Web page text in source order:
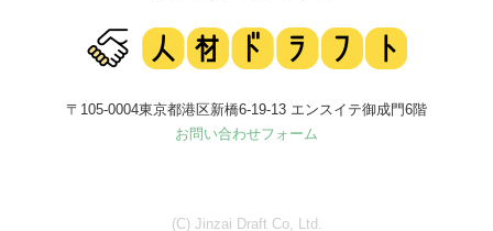
〒105-0004東京都港区新橋6-19-13 エンスイテ御成門6階
お問い合わせフォーム
(C) Jinzai Draft Co, Ltd.